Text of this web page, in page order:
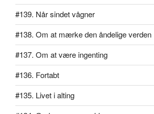
#139. Når sindet vågner
#138. Om at mærke den åndelige verden
#137. Om at være ingenting
#136. Fortabt
#135. Livet i alting